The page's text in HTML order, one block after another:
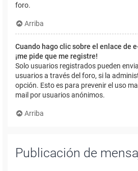
foro.
Arriba
Cuando hago clic sobre el enlace de
¡me pide que me registre!
Solo usuarios registrados pueden
usuarios a través del foro, si la
opción. Esto es para prevenir el uso
mail por usuarios anónimos.
Arriba
Publicación de